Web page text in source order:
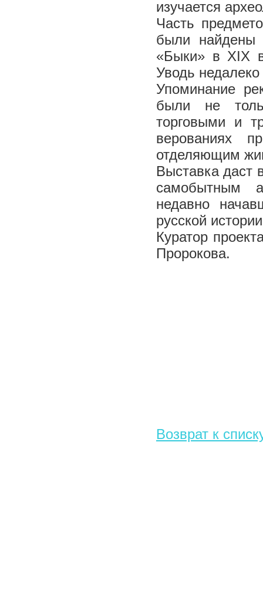
изучается
Часть
были найдены
«Быки» в XIX
Уводь
Упоминание
были не
торговыми и
верованиях
отделяющим
Выставка даст
самобытным
недавно
русской
Куратор
Пророкова.
Возврат к